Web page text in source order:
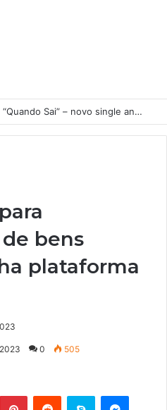
Natura Musical apresenta “Quando Sai” – novo single antecipa estreia do primeiro álbum solo de Elisa Maia
bens
plataforma
0 505